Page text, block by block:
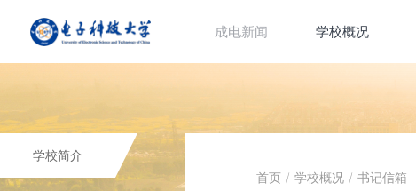
成电新闻 学校概况
学校简介
首页/ 学校概况/ 书记信箱